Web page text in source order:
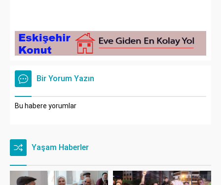
Bir Yorum Yazın
Bu habere yorumlar
Yaşam Haberler